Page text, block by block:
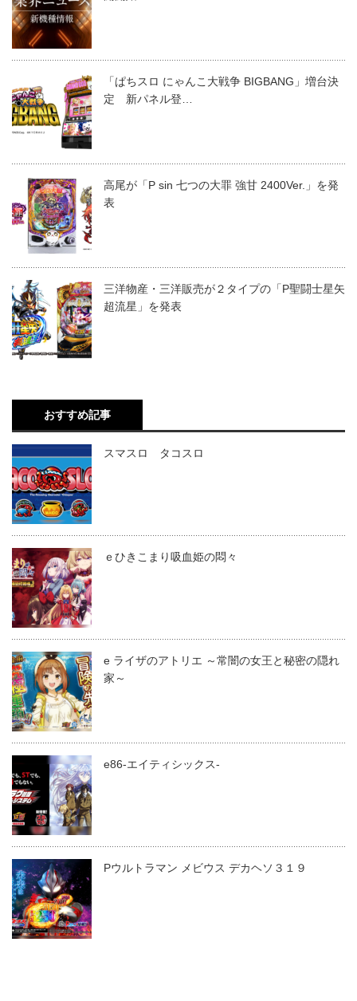
「ぱちスロ にゃんこ大戦争 BIGBANG」増台決
定 新パネル登…
高尾が「P sin 七つの大罪 強甘 2400Ver.」を発
表
三洋物産・三洋販売が２タイプの「P聖闘士星矢
超流星」を発表
おすすめ記事
スマスロ タコスロ
ｅひきこまり吸血姫の悶々
e ライザのアトリエ ～常闇の女王と秘密の隠れ
家～
e86-エイティシックス-
Pウルトラマン メビウス デカヘソ３１９